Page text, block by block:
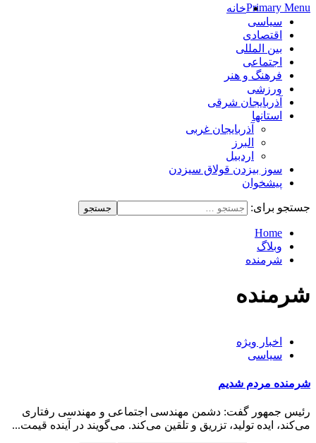
Primary Menuخانه
سیاسی
اقتصادی
بین المللی
اجتماعی
فرهنگ و هنر
ورزشی
آذربایجان شرقی
استانها
آذربایجان غربی
البرز
اردبیل
سوز بیزدن قولاق سیزدن
پیشخوان
جستجو برای:
Home
وبلاگ
شرمنده
شرمنده
اخبار ویژه
سیاسی
شرمنده مردم شدیم
رئیس جمهور گفت: دشمن مهندسی اجتماعی و مهندسی رفتاری
می‌کند، ایده تولید، تزریق و تلقین می‌کند. می‌گویند در آینده قیمت...